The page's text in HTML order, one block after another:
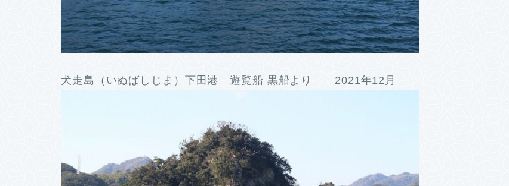
犬走島（いぬばしじま）下田港 遊覧船 黒船より 2021年12月